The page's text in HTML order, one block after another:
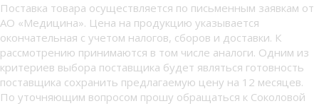
Поставка товара осуществляется по письменным заявкам от
АО «Медицина». Цена на продукцию указывается
окончательная с учетом налогов, сборов и доставки. К
рассмотрению принимаются в том числе аналоги. Одним из
критериев выбора поставщика будет являться готовность
поставщика сохранить предлагаемую цену на 12 месяцев.
По уточняющим вопросом прошу обращаться к Соколовой